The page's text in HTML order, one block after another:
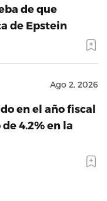
de que
de Epstein
Ago 2, 2026
en el año fiscal
4.2% en la